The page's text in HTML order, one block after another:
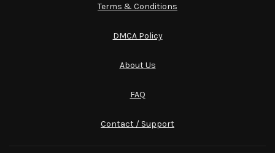
Terms & Conditions
DMCA Policy
About Us
FAQ
Contact / Support